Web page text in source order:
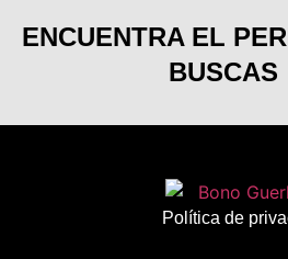
ENCUENTRA EL
BUSCAS
Política de